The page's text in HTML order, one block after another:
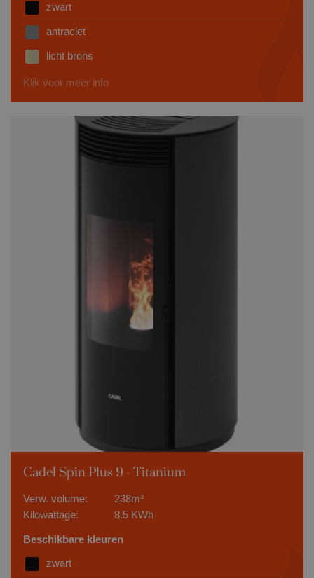
zwart
antraciet
licht brons
Klik voor meer info
Cadel Spin Plus 9 - Titanium
Verw. volume:
238m³
Kilowattage:
8.5 KWh
Beschikbare kleuren
zwart